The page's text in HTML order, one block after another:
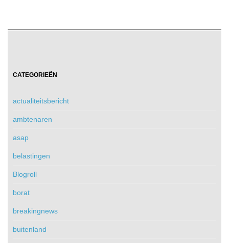
CATEGORIEËN
actualiteitsbericht
ambtenaren
asap
belastingen
Blogroll
borat
breakingnews
buitenland